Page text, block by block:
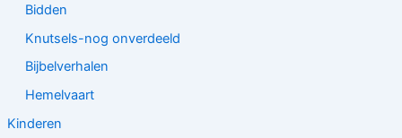
Bidden
Knutsels-nog onverdeeld
Bijbelverhalen
Hemelvaart
Kinderen